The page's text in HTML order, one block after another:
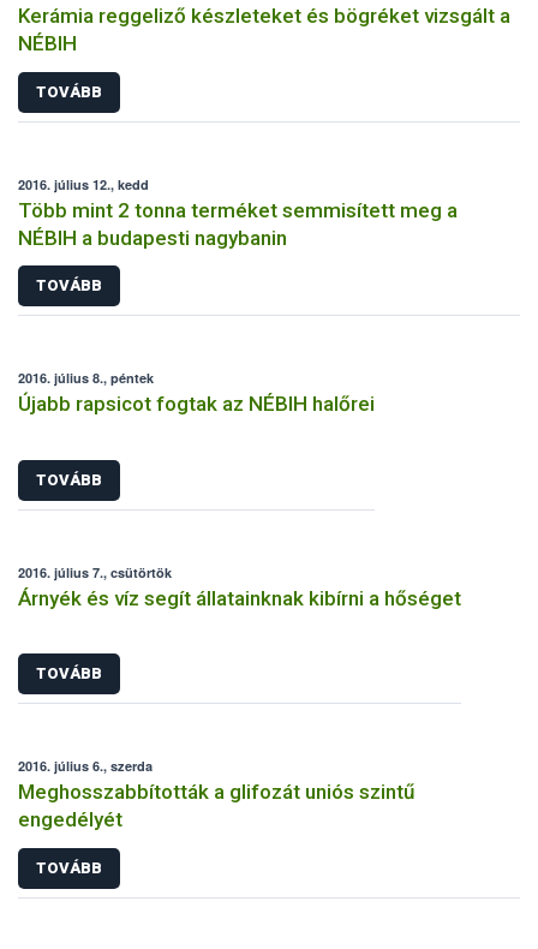
Kerámia reggeliző készleteket és bögréket vizsgált a
NÉBIH
TOVÁBB
2016. július 12., kedd
Több mint 2 tonna terméket semmisített meg a
NÉBIH a budapesti nagybanin
TOVÁBB
2016. július 8., péntek
Újabb rapsicot fogtak az NÉBIH halőrei
TOVÁBB
2016. július 7., csütörtök
Árnyék és víz segít állatainknak kibírni a hőséget
TOVÁBB
2016. július 6., szerda
Meghosszabbították a glifozát uniós szintű
engedélyét
TOVÁBB